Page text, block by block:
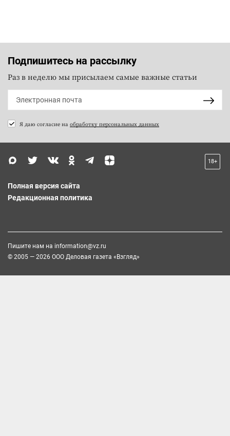
Подпишитесь на рассылку
Раз в неделю мы присылаем самые важные статьи
Я даю согласие на обработку персональных данных
18+
Полная версия сайта
Редакционная политика
Пишите нам на information@vz.ru
© 2005 — 2026 ООО Деловая газета «Взгляд»